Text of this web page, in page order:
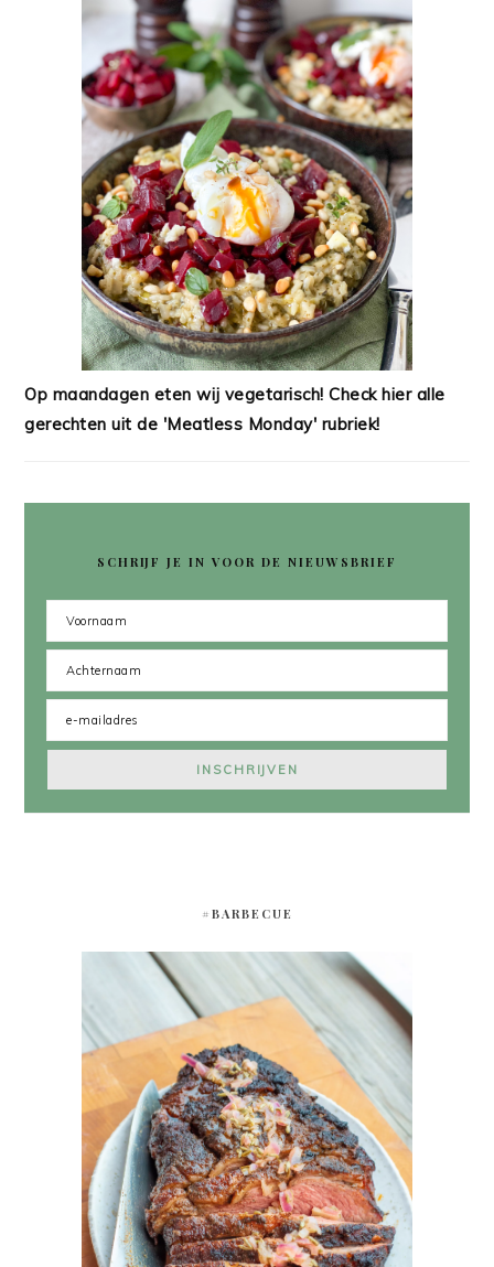
Op maandagen eten wij vegetarisch! Check hier alle
gerechten uit de 'Meatless Monday' rubriek!
SCHRIJF JE IN VOOR DE NIEUWSBRIEF
#BARBECUE